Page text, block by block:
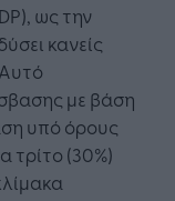
ως την
κανείς
με βάση
υπό όρους
τρίτο (30%)